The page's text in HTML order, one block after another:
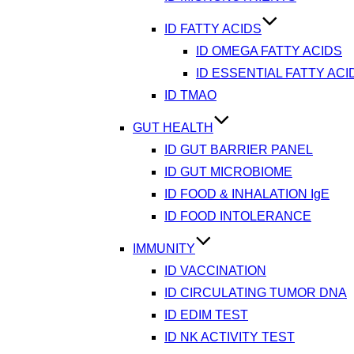
ID FATTY ACIDS
ID OMEGA FATTY ACIDS
ID ESSENTIAL FATTY
ID TMAO
GUT HEALTH
ID GUT BARRIER PANEL
ID GUT MICROBIOME
ID FOOD & INHALATION IgE
ID FOOD INTOLERANCE
IMMUNITY
ID VACCINATION
ID CIRCULATING TUMOR DNA
ID EDIM TEST
ID NK ACTIVITY TEST